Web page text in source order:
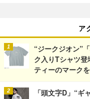
ア
“ジークジオン”
ク入りTシャツ
ティーのマーク
「頭文字D」“